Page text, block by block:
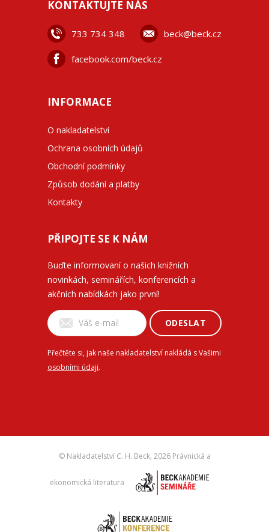
KONTAKTUJTE NÁS
733 734 348 beck@beck.cz
facebook.com/beck.cz
INFORMACE
O nakladatelství
Ochrana osobních údajů
Obchodní podmínky
Způsob dodání a platby
Kontakty
PŘIPOJTE SE K NÁM
Buďte informovaní o našich knižních
novinkách, seminářích, konferencích a
akčních nabídkách jako první!
ODESLAT
Přečtěte si, jak naše nakladatelství nakládá s Vašimi
osobními údaji.
© Nakladatelství C. H. Beck, 2026 Právnická a
ekonomická literatura